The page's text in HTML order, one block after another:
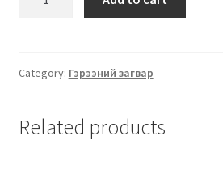
Category: Гэрээний загвар
Related products